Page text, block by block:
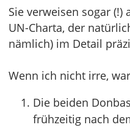
Sie verweisen sogar (!)
UN-Charta, der
nämlich) im Detail
Wenn ich nicht irre,
Die beiden
frühzeitig nach